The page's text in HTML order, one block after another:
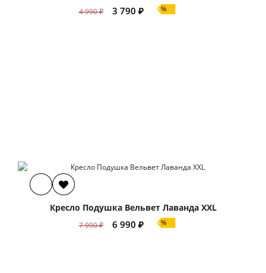
4 990 ₽ 3 790 ₽ %
Кресло Подушка Вельвет Лаванда XXL
7 990 ₽ 6 990 ₽ %